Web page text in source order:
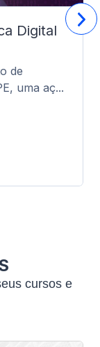
Digital
de
uma aç...
cursos e